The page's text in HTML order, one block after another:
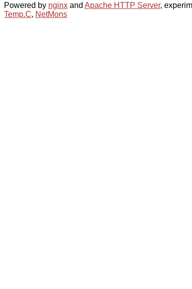
Powered by nginx and Apache HTTP Server,
Temp.C, NetMons